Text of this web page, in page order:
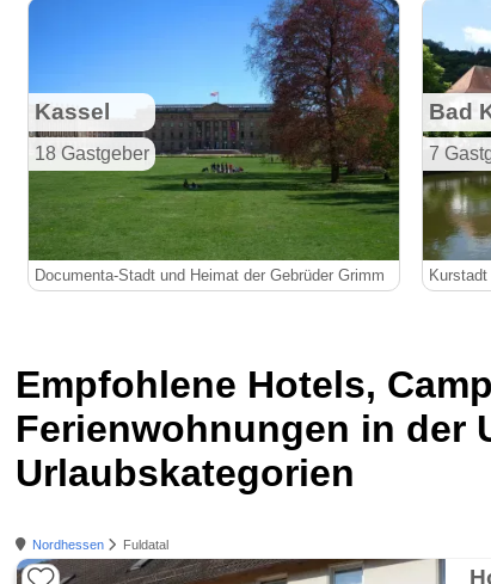
Kassel
18 Gastgeber
Documenta-Stadt und Heimat der Gebrüder Grimm
Bad
7
Empfohlene Hotels,
Ferienwohnungen in der
Urlaubskategorien
Nordhessen Fuldatal